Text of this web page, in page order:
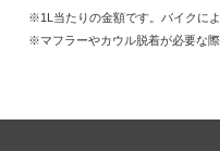
※1L当たりの金額です。バイクに
※マフラーやカウル脱着が必要な